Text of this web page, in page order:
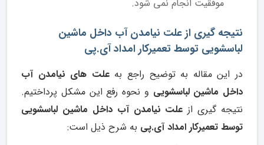
موفقیت انجام نمی شود.
نتیجه گیری از علت نیامدن آب داخل ماشین
لباسشویی توسط تعمیرکار امداد آی.پی
در این مقاله به توضیح راجع بهعلت های نیامدن آب
داخل ماشین لباسشویی و نحوه رفع این مشکل پرداختیم.
نتیجه گیری از علت نیامدن آب داخل ماشین لباسشویی
توسط تعمیرکار امداد آی.پی به شرح ذیل است: